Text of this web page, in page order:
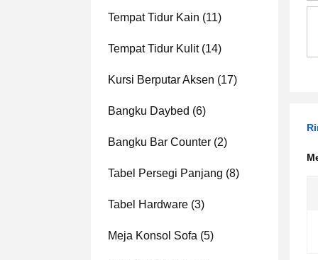
Tempat Tidur Kain (11)
Tempat Tidur Kulit(14)
Kursi Berputar Aksen (17)
Bangku Daybed (6)
Bangku Bar Counter (2)
Tabel Persegi Panjang (8)
Tabel Hardware (3)
Meja Konsol Sofa (5)